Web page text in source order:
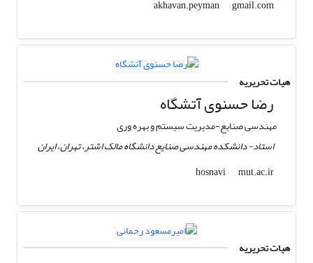
akhavan.peyman
gmail.com
هیات تحریریه
رضا حسنوی آتشگاه
مهندسی صنایع-مدیریت سیستم و بهره وری
استاد- دانشکده مهندسی صنایع دانشگاه مالک اشتر، تهران، ایران
hosnavi
mut.ac.ir
هیات تحریریه